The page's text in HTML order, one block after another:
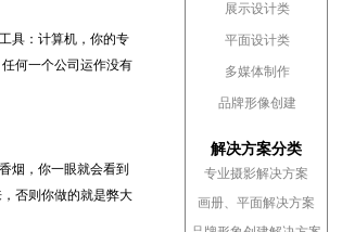
具：计算机，你的专
何一个公司运作没有
烟，你一眼就会看到
否则你做的就是弊大
展示设计类
平面设计类
多媒体制作
品牌形像创建
解决方案分类
专业摄影解决方案
画册、平面解决方案